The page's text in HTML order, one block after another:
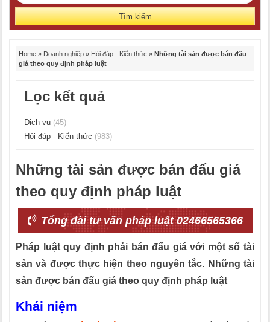
Tìm kiếm
Home » Doanh nghiệp » Hỏi đáp - Kiến thức » Những tài sản được bán đấu
giá theo quy định pháp luật
Lọc kết quả
Dịch vụ (45)
Hỏi đáp - Kiến thức (983)
Những tài sản được bán đấu giá
theo quy định pháp luật
Tổng đài tư vấn pháp luật 02466565366
Pháp luật quy định phải bán đấu giá với một số tài
sản và được thực hiện theo nguyên tắc. Những tài
sản được bán đấu giá theo quy định pháp luật
Khái niệm